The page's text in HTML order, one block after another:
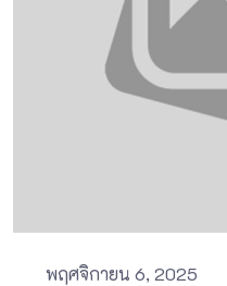
พฤศจิกายน 6, 2025